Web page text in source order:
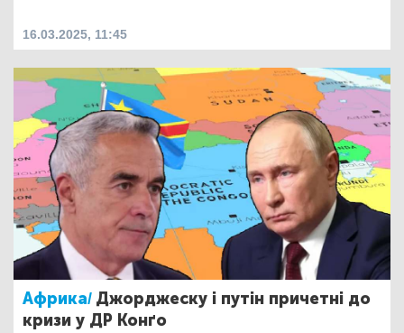
16.03.2025, 11:45
Африка/ Джорджеску і путін причетні до
кризи у ДР Конґо